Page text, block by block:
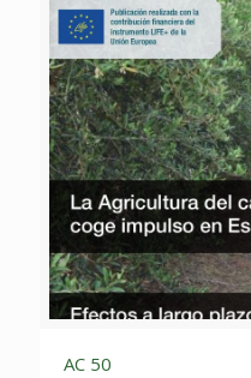
AC 50